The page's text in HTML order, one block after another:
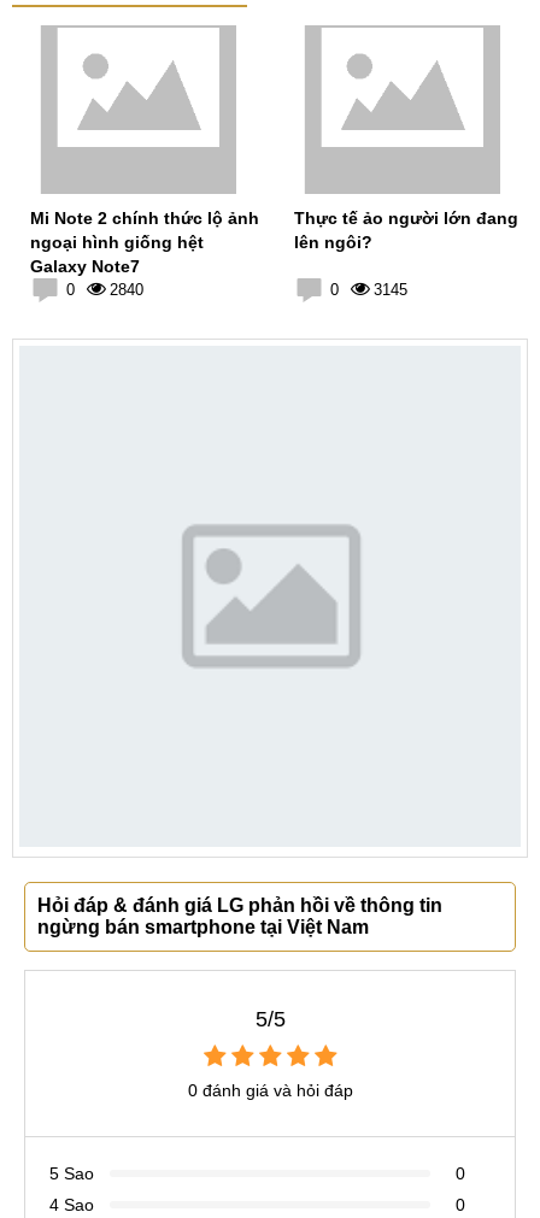
Mi Note 2 chính thức lộ ảnh
ngoại hình giống hệt
Galaxy Note7
0 2840
Thực tế ảo người lớn đang
lên ngôi?
0 3145
Hỏi đáp & đánh giá LG phản hồi về thông tin
ngừng bán smartphone tại Việt Nam
5/5
0 đánh giá và hỏi đáp
5 Sao
0
4 Sao
0